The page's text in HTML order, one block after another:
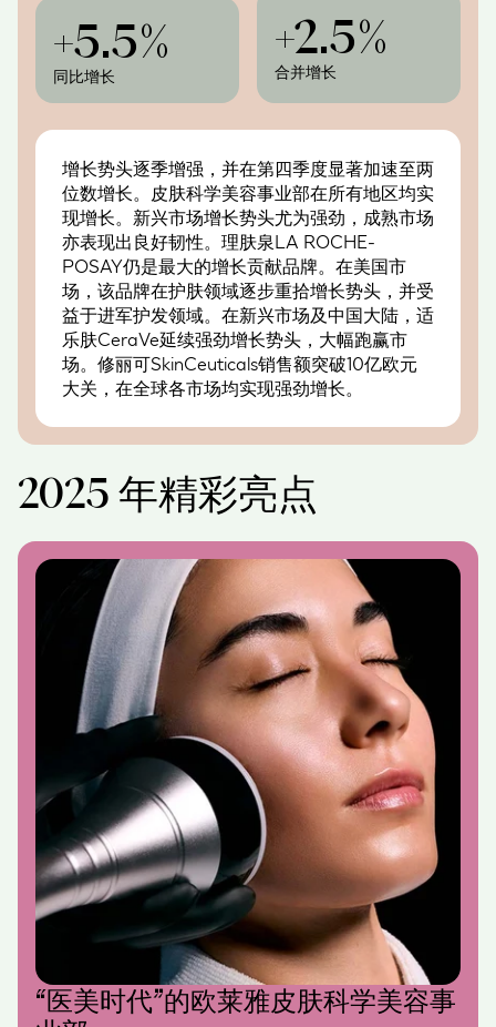
+5.5%
同比增长
+2.5%
合并增长
增长势头逐季增强，并在第四季度显著加速至两
位数增长。皮肤科学美容事业部在所有地区均实
现增长。新兴市场增长势头尤为强劲，成熟市场
亦表现出良好韧性。理肤泉LA ROCHE-
POSAY仍是最大的增长贡献品牌。在美国市
场，该品牌在护肤领域逐步重拾增长势头，并受
益于进军护发领域。在新兴市场及中国大陆，适
乐肤CeraVe延续强劲增长势头，大幅跑赢市
场。修丽可SkinCeuticals销售额突破10亿欧元
大关，在全球各市场均实现强劲增长。
2025 年精彩亮点
“医美时代”的欧莱雅皮肤科学美容事